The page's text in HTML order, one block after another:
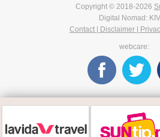
Copyright © 2018-2026
Digital Nomad:
Contact | Disclaimer |
webcare: